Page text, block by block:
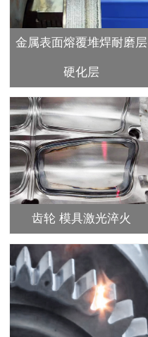
金属表面熔覆堆焊耐磨层
硬化层
齿轮 模具激光淬火